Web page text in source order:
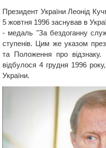
Президент України Леонід
5 жовтня 1996 заснував в
- ​​медаль "За бездоганну
ступенів. Цим же указом
та Положення про
відбулося 4 грудня 1996
України.